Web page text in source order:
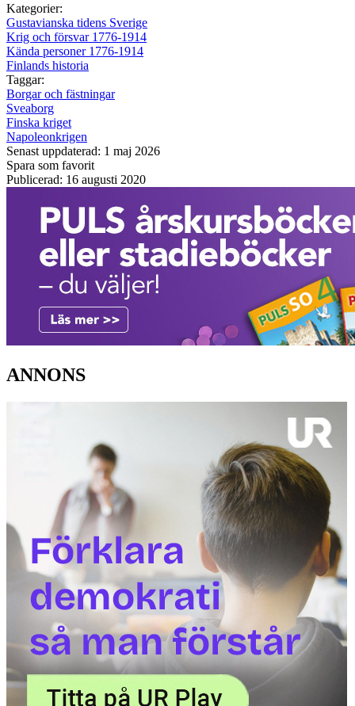
Kategorier:
Gustavianska tidens Sverige
Krig och försvar 1776-1914
Kända personer 1776-1914
Finlands historia
Taggar:
Borgar och fästningar
Sveaborg
Finska kriget
Napoleonkrigen
Senast uppdaterad: 1 maj 2026
Spara som favorit
Publicerad: 16 augusti 2020
ANNONS